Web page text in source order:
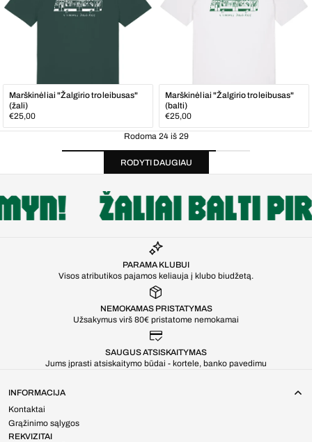
Marškinėliai "Žalgirio troleibusas"
(žali)
Įprasta
kaina
€25,00
Marškinėliai "Žalgirio troleibusas"
(balti)
Įprasta
kaina
€25,00
Rodoma 24 iš 29
RODYTI DAUGIAU
PARAMA KLUBUI
Visos atributikos pajamos keliauja į klubo biudžetą.
NEMOKAMAS PRISTATYMAS
Užsakymus virš 80€ pristatome nemokamai
SAUGUS ATSISKAITYMAS
Jums įprasti atsiskaitymo būdai - kortele, banko pavedimu
INFORMACIJA
Kontaktai
Grąžinimo sąlygos
REKVIZITAI